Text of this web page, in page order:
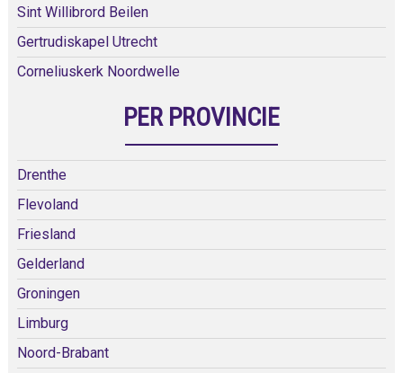
Sint Willibrord Beilen
Gertrudiskapel Utrecht
Corneliuskerk Noordwelle
PER PROVINCIE
Drenthe
Flevoland
Friesland
Gelderland
Groningen
Limburg
Noord-Brabant